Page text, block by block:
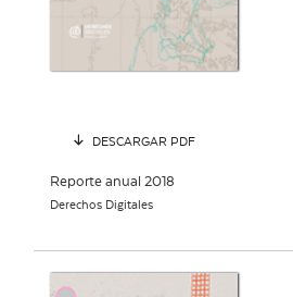
DESCARGAR PDF
Reporte anual 2018
Derechos Digitales